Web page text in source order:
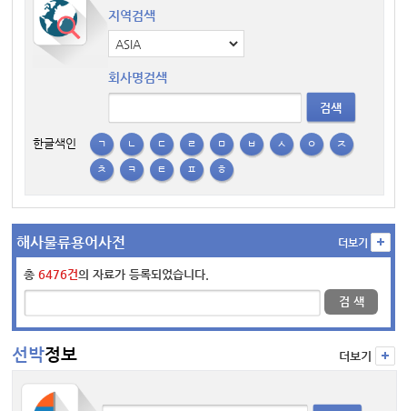
지역검색
회사명검색
검색
한글색인 ㄱ ㄴ ㄷ ㄹ ㅁ ㅂ ㅅ ㅇ
ㅈ
ㅊ
ㅋ ㅌ ㅍ ㅎ
해사물류용어사전 더보기
총 6476건 의 자료가 등록되었습니다.
검 색
선박정보 더보기